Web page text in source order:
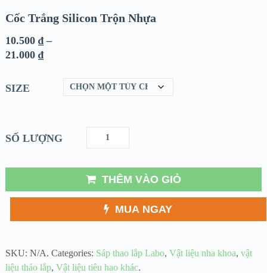
Cốc Trắng Silicon Trộn Nhựa
10.500 ₫ –
21.000 ₫
SIZE
SỐ LƯỢNG
THÊM VÀO GIỎ
MUA NGAY
SKU: N/A. Categories: Sáp thao lắp Labo, Vật liệu nha khoa, vật
liệu tháo lắp, Vật liệu tiêu hao khác.